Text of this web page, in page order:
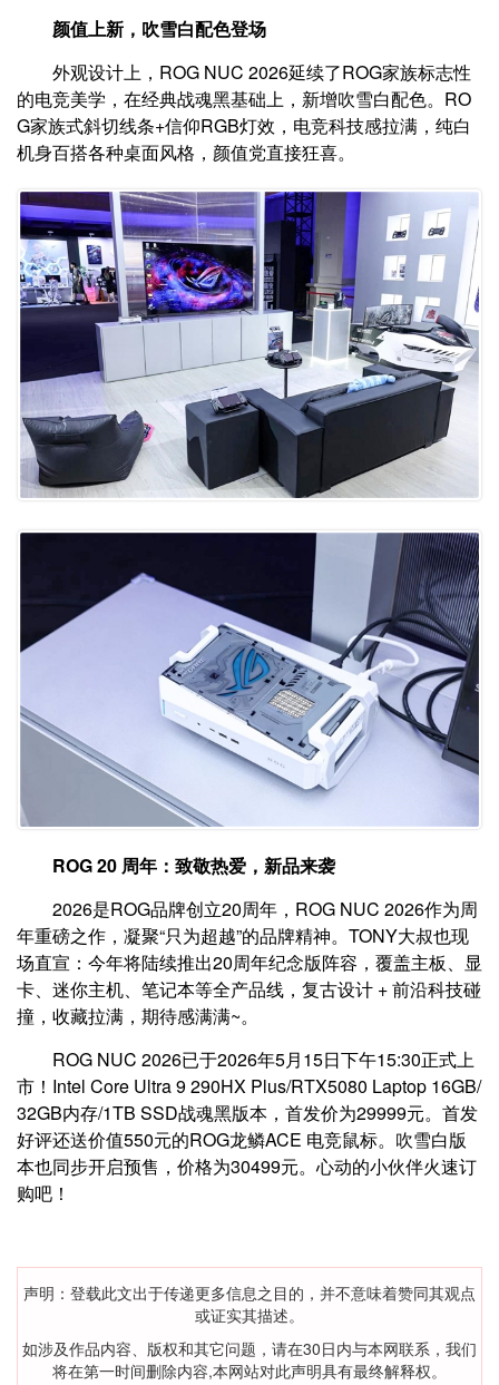
颜值上新 ， 吹雪白配色登场
外观设计上，ROG NUC 2026延续了ROG家族标志性
的电竞美学，在经典战魂黑基础上，新增吹雪白配色。RO
G家族式斜切线条+信仰RGB灯效，电竞科技感拉满，纯白
机身百搭各种桌面风格，颜值党直接狂喜。
ROG 20 周年 ： 致敬热爱，新品来袭
2026是ROG品牌创立20周年，ROG NUC 2026作为周
年重磅之作，凝聚“只为超越”的品牌精神。TONY大叔也现
场直宣：今年将陆续推出20周年纪念版阵容，覆盖主板、显
卡、迷你主机、笔记本等全产品线，复古设计 + 前沿科技碰
撞，收藏拉满，期待感满满~。
ROG NUC 2026已于2026年5月15日下午15:30正式上
市！Intel Core Ultra 9 290HX Plus/RTX5080 Laptop 16GB/
32GB内存/1TB SSD战魂黑版本，首发价为29999元。首发
好评还送价值550元的ROG龙鳞ACE 电竞鼠标。吹雪白版
本也同步开启预售，价格为30499元。心动的小伙伴火速订
购吧！
声明：登载此文出于传递更多信息之目的，并不意味着赞同其观点
或证实其描述。
如涉及作品内容、版权和其它问题，请在30日内与本网联系，我们
将在第一时间删除内容,本网站对此声明具有最终解释权。